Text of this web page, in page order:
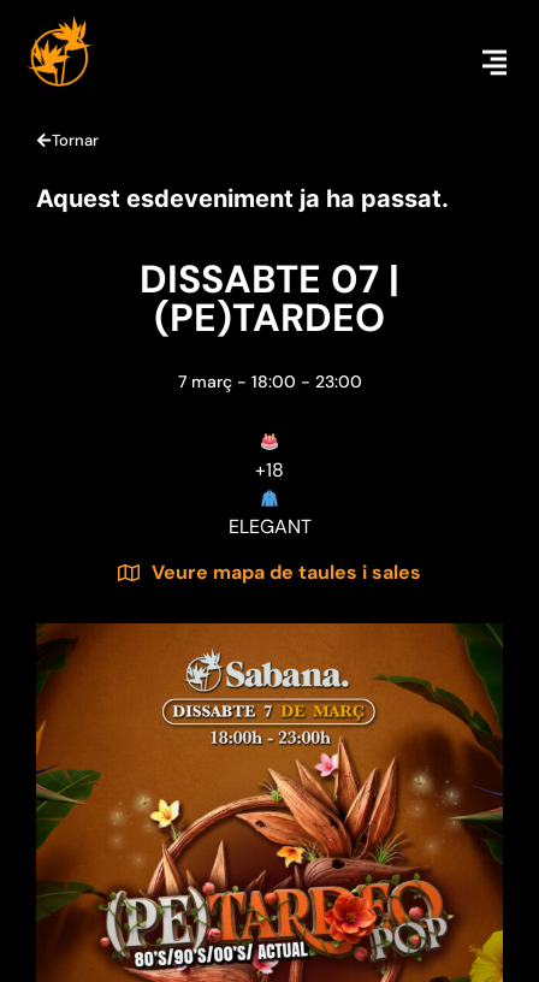
Tornar
Aquest esdeveniment ja ha passat.
DISSABTE 07 |
(PE)TARDEO
7 març - 18:00 - 23:00
+18
ELEGANT
Veure mapa de taules i sales